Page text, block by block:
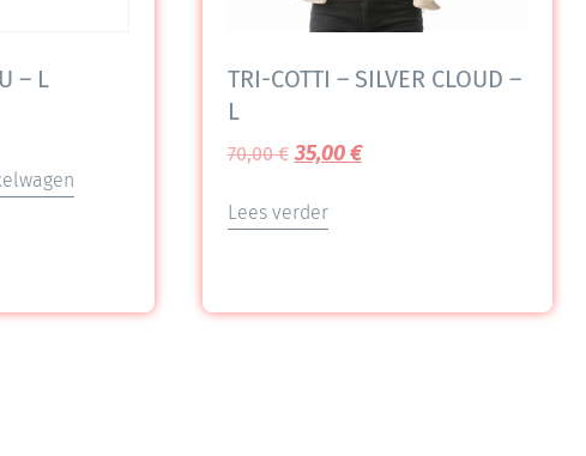
– L
TRI-COTTI – SILVER CLOUD –
L
70,00€ 35,00€
Lees verder